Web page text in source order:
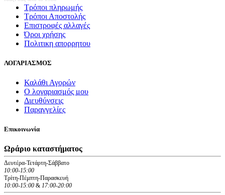
Τρόποι πληρωμής
Τρόποι Αποστολής
Επιστροφές αλλαγές
Όροι χρήσης
Πολιτικη απορρητου
ΛΟΓΑΡΙΑΣΜΟΣ
Καλάθι Αγορών
Ο λογαριασμός μου
Διευθύνσεις
Παραγγελίες
Επικοινωνία
Ωράριο καταστήματος
Δευτέρα-Τετάρτη-Σάββατο
10:00-15:00
Τρίτη-Πέμπτη-Παρασκευή
10:00-15:00 & 17:00-20:00